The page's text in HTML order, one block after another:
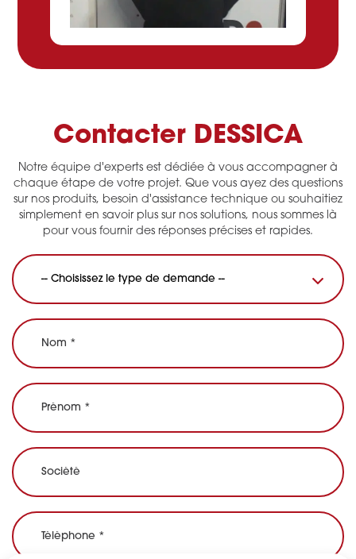
Contacter DESSICA
Notre équipe d'experts est dédiée à vous accompagner à
chaque étape de votre projet. Que vous ayez des questions
sur nos produits, besoin d'assistance technique ou souhaitiez
simplement en savoir plus sur nos solutions, nous sommes là
pour vous fournir des réponses précises et rapides.